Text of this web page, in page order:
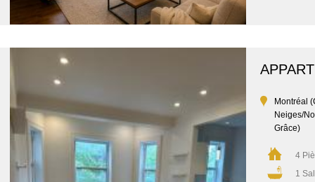
Montréal
Neiges/
Grâce)
4
1